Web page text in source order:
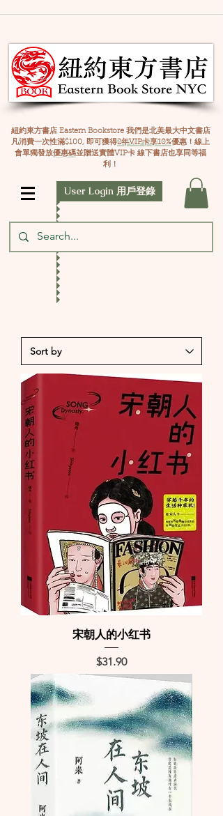
紐約東方書店 Eastern Bookstore 我們是北美最大中文書店
凡消費一次性滿$100, 即可獲得2年VIP卡享10%優惠！線上
會單獨發放優惠碼並贈送實體VIP卡 線下書店也享同等福
利！
User Login 用戶登錄
宋朝人的小红书
Price
$31.90